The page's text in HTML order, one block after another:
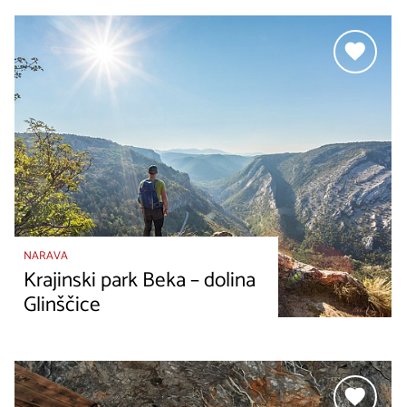
NARAVA
Krajinski park Beka – dolina
Glinščice